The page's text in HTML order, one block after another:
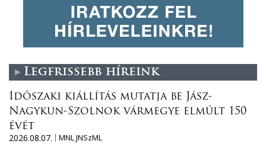
Legfrissebb híreink
Időszaki kiállítás mutatja be Jász-
Nagykun-Szolnok vármegye elmúlt 150
évét
2026.08.07.
MNL JNSzML